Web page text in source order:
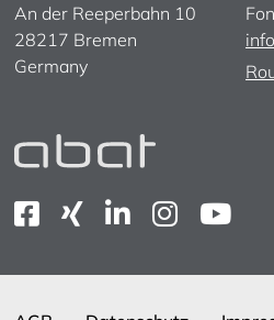
An der Reeperbahn 10
28217 Bremen
Germany